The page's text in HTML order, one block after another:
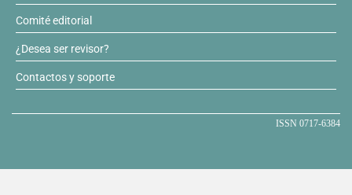
Comité editorial
¿Desea ser revisor?
Contactos y soporte
ISSN 0717-6384